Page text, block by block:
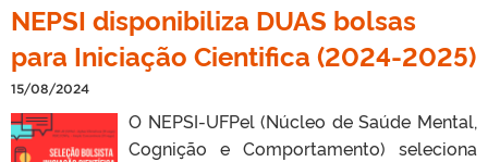
OUVIDORIA
PORTARIAS
NEPSI disponibiliza DUAS bolsas
para Iniciação Cientifica (2024-2025)
15/08/2024
O NEPSI-UFPel (Núcleo de Saúde Mental,
Cognição e Comportamento) seleciona